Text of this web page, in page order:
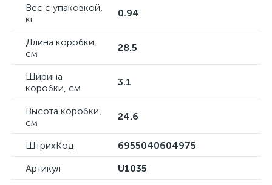
Вес с упаковкой,
кг
0.94
Длина коробки,
см
28.5
Ширина
коробки, см
3.1
Высота коробки,
см
24.6
ШтрихКод
6955040604975
Артикул
U1035